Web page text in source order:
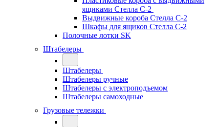
ящиками Стелла С-2
Выдвижные короба Стелла С-2
Шкафы для ящиков Стелла С-2
Полочные лотки SK
Штабелеры
Штабелеры
Штабелеры ручные
Штабелеры с электроподъемом
Штабелеры самоходные
Грузовые тележки